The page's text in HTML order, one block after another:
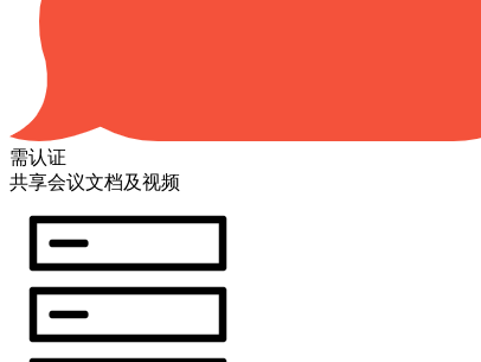
需认证
共享会议文档及视频